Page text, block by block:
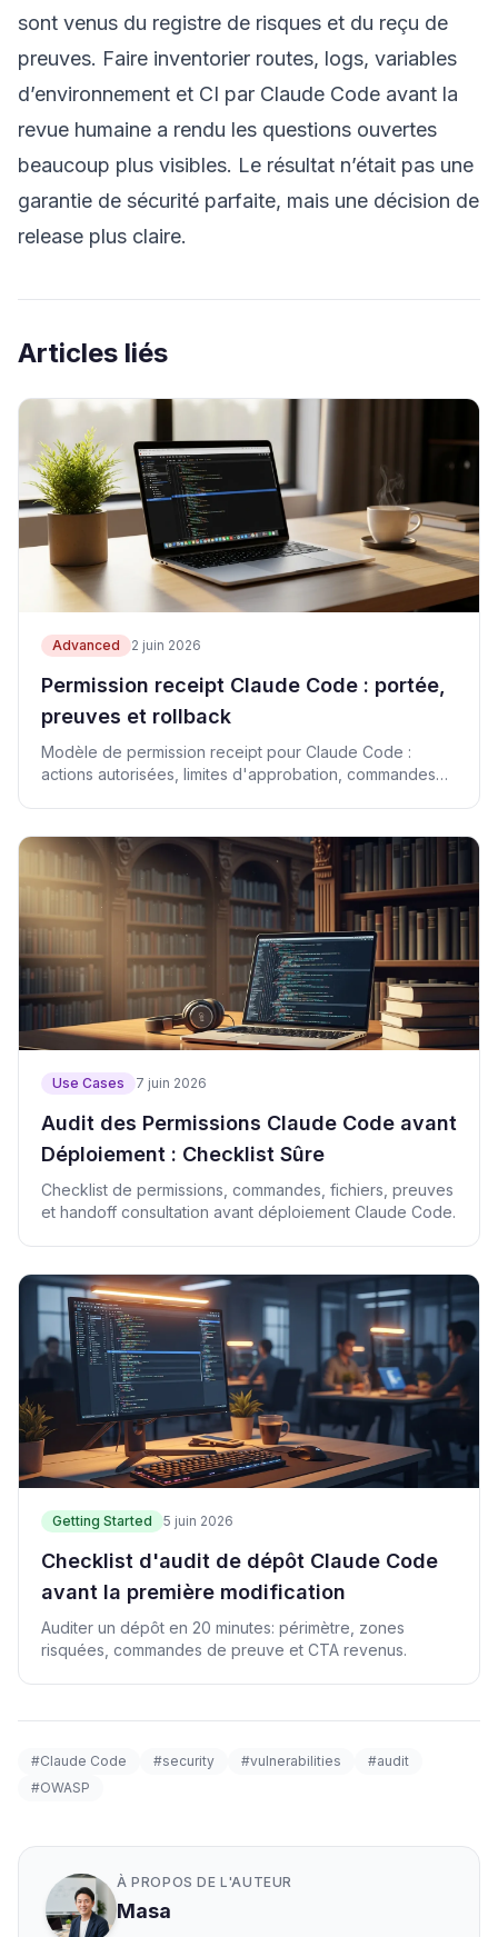
sont venus du registre de risques et du reçu de
preuves. Faire inventorier routes, logs, variables
d’environnement et CI par Claude Code avant la
revue humaine a rendu les questions ouvertes
beaucoup plus visibles. Le résultat n’était pas une
garantie de sécurité parfaite, mais une décision de
release plus claire.
Articles liés
Advanced 2 juin 2026
Permission receipt Claude Code : portée,
preuves et rollback
Modèle de permission receipt pour Claude Code :
actions autorisées, limites d'approbation, commandes
Use Cases 7 juin 2026
Audit des Permissions Claude Code avant
Déploiement : Checklist Sûre
Checklist de permissions, commandes, fichiers, preuves
et handoff consultation avant déploiement Claude Code.
Getting Started 5 juin 2026
Checklist d'audit de dépôt Claude Code
avant la première modification
Auditer un dépôt en 20 minutes: périmètre, zones
risquées, commandes de preuve et CTA revenus.
#Claude Code #security #vulnerabilities
#audit
#OWASP
À PROPOS DE L'AUTEUR
Masa